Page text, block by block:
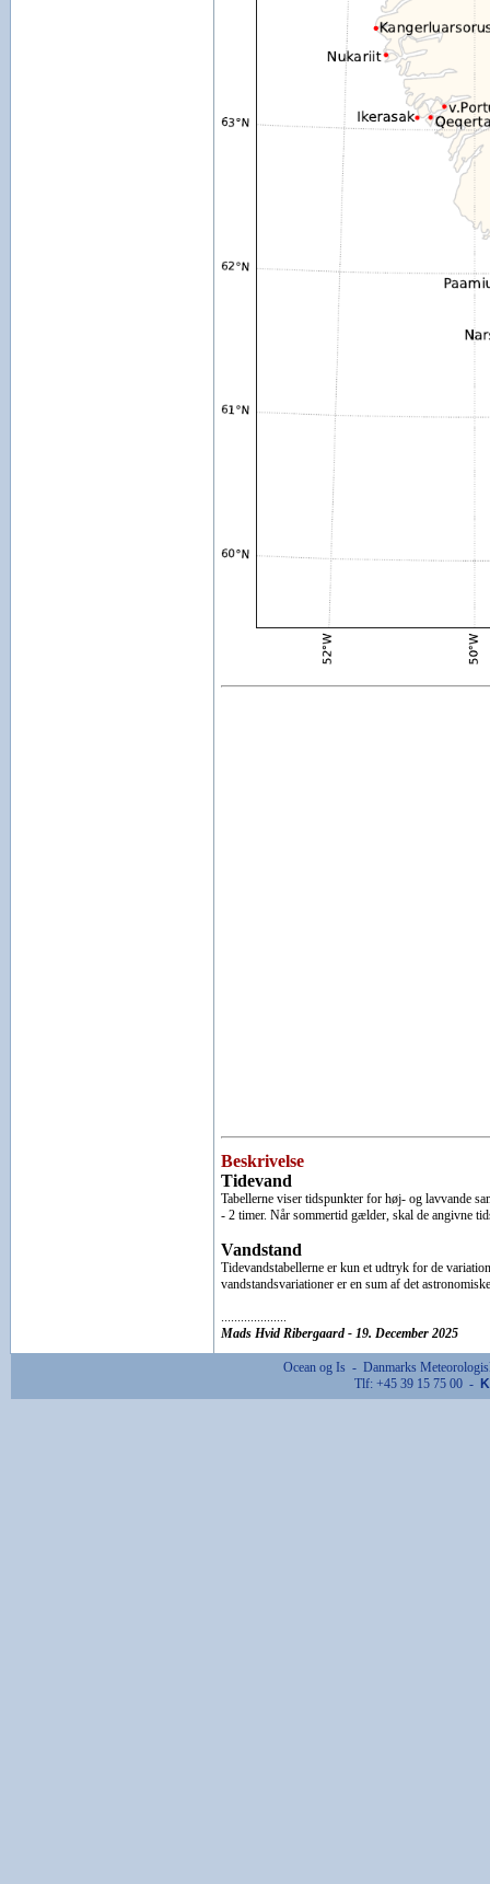
Beskrivelse
Tidevand
Tabellerne viser tidspunkter for høj- og lavvande
- 2 timer. Når sommertid gælder, skal de angivne
Vandstand
Tidevandstabellerne er kun et udtryk for de
vandstandsvariationer er en sum af det
....................
Mads Hvid Ribergaard - 19. December 2025
Ocean og Is - Danmarks
Tlf: +45 39 15 75 00 -